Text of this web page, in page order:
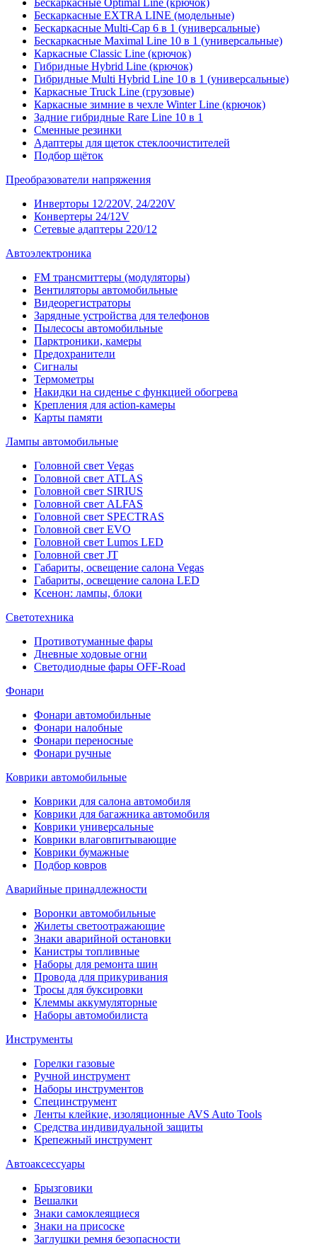
Бескаркасные Optimal Line (крючок)
Бескаркасные EXTRA LINE (модельные)
Бескаркасные Multi-Cap 6 в 1 (универсальные)
Бескаркасные Maximal Line 10 в 1 (универсальные)
Каркасные Classic Line (крючок)
Гибридные Hybrid Line (крючок)
Гибридные Multi Hybrid Line 10 в 1 (универсальные)
Каркасные Truck Line (грузовые)
Каркасные зимние в чехле Winter Line (крючок)
Задние гибридные Rare Line 10 в 1
Сменные резинки
Адаптеры для щеток стеклоочистителей
Подбор щёток
Преобразователи напряжения
Инверторы 12/220V, 24/220V
Конвертеры 24/12V
Сетевые адаптеры 220/12
Автоэлектроника
FM трансмиттеры (модуляторы)
Вентиляторы автомобильные
Видеорегистраторы
Зарядные устройства для телефонов
Пылесосы автомобильные
Парктроники, камеры
Предохранители
Сигналы
Термометры
Накидки на сиденье с функцией обогрева
Крепления для action-камеры
Карты памяти
Лампы автомобильные
Головной свет Vegas
Головной свет ATLAS
Головной свет SIRIUS
Головной свет ALFAS
Головной свет SPECTRAS
Головной свет EVO
Головной свет Lumos LED
Головной свет JT
Габариты, освещение салона Vegas
Габариты, освещение салона LED
Ксенон: лампы, блоки
Светотехника
Противотуманные фары
Дневные ходовые огни
Светодиодные фары OFF-Road
Фонари
Фонари автомобильные
Фонари налобные
Фонари переносные
Фонари ручные
Коврики автомобильные
Коврики для салона автомобиля
Коврики для багажника автомобиля
Коврики универсальные
Коврики влаговпитывающие
Коврики бумажные
Подбор ковров
Аварийные принадлежности
Воронки автомобильные
Жилеты светоотражающие
Знаки аварийной остановки
Канистры топливные
Наборы для ремонта шин
Провода для прикуривания
Тросы для буксировки
Клеммы аккумуляторные
Наборы автомобилиста
Инструменты
Горелки газовые
Ручной инструмент
Наборы инструментов
Специнструмент
Ленты клейкие, изоляционные AVS Auto Tools
Средства индивидуальной защиты
Крепежный инструмент
Автоаксессуары
Брызговики
Вешалки
Знаки самоклеящиеся
Знаки на присоске
Заглушки ремня безопасности